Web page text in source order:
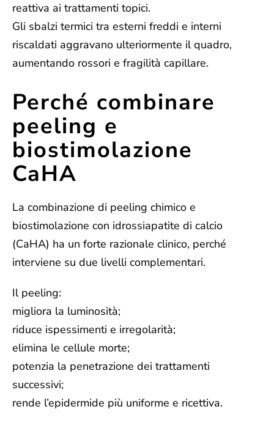
reattiva ai trattamenti topici.
Gli sbalzi termici tra esterni freddi e interni
riscaldati aggravano ulteriormente il quadro,
aumentando rossori e fragilità capillare.
Perché combinare
peeling e
biostimolazione
CaHA
La combinazione di peeling chimico e
biostimolazione con idrossiapatite di calcio
(CaHA) ha un forte razionale clinico, perché
interviene su due livelli complementari.
Il peeling:
migliora la luminosità;
riduce ispessimenti e irregolarità;
elimina le cellule morte;
potenzia la penetrazione dei trattamenti
successivi;
rende l’epidermide più uniforme e ricettiva.